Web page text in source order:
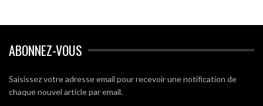
ABONNEZ-VOUS
Saisissez votre adresse email pour recevoir une notification de
chaque nouvel article par email.